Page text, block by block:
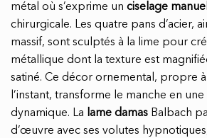
métal où s’exprime un ciselage manuel
chirurgicale. Les quatre pans d’acier,
massif, sont sculptés à la lime pour
métallique dont la texture est
satiné. Ce décor ornemental, propre à
l’instant, transforme le manche en
dynamique. La lame damas Balbach
d’œuvre avec ses volutes